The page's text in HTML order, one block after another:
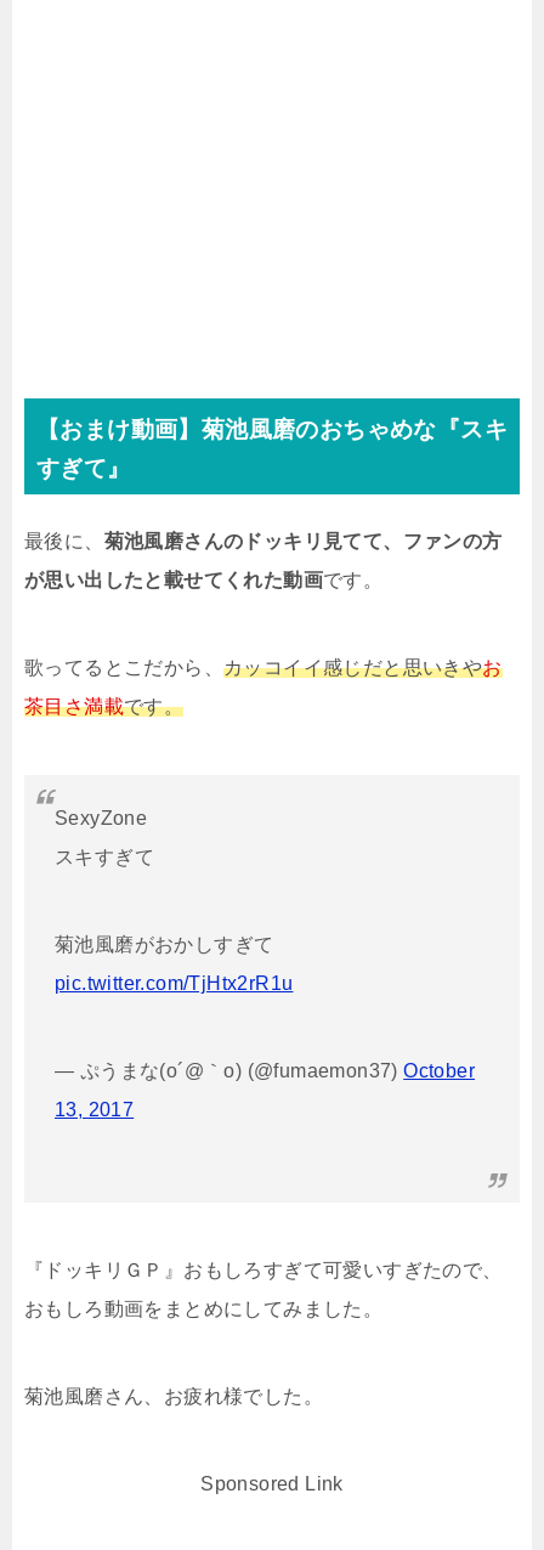
【おまけ動画】菊池風磨のおちゃめな『スキ
すぎて』
最後に、 菊池風磨さんのドッキリ見てて、ファンの方
が思い出したと載せてくれた動画です。
歌ってるとこだから、 カッコイイ感じだと思いきやお
茶目さ満載です。
SexyZone
スキすぎて
菊池風磨がおかしすぎて
pic.twitter.com/TjHtx2rR1u
— ぷうまな(o´@｀o) (@fumaemon37)October
13, 2017
『ドッキリＧＰ』おもしろすぎて可愛いすぎたので、
おもしろ動画をまとめにしてみました。
菊池風磨さん、お疲れ様でした。
Sponsored Link